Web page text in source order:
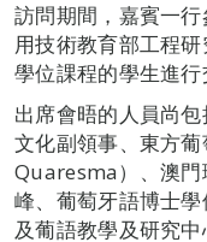
訪問期間，嘉賓一
用技術教育部工程
學位課程的學生進行
出席會晤的人員尚
文化副領事、東方
Quaresma）、澳門
峰、葡萄牙語博士
及葡語教學及研究中